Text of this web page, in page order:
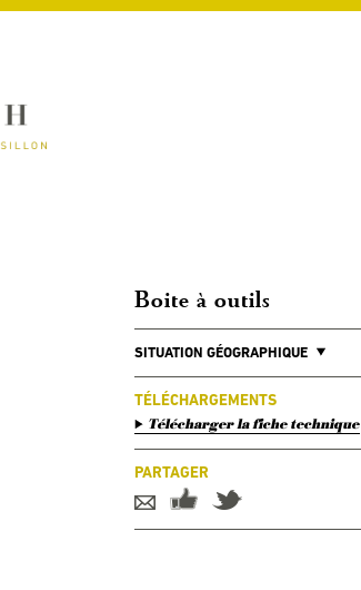
Boite à outils
SITUATION GÉOGRAPHIQUE
TÉLÉCHARGEMENTS
Télécharger la fiche technique
PARTAGER